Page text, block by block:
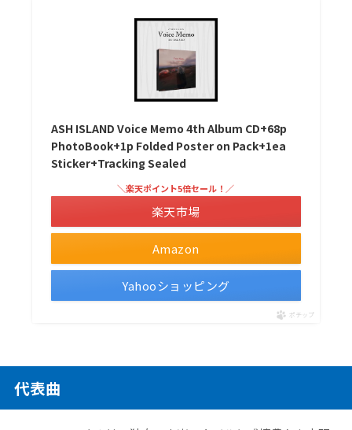
ASH ISLAND Voice Memo 4th Album CD+68p
PhotoBook+1p Folded Poster on Pack+1ea
Sticker+Tracking Sealed
Amazon
＼楽天ポイント5倍セール！／
楽天市場
Yahooショッピング
ポチップ
代表曲